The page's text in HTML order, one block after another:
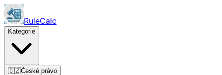
RuleCalc
Kategorie
🇨🇿České právo